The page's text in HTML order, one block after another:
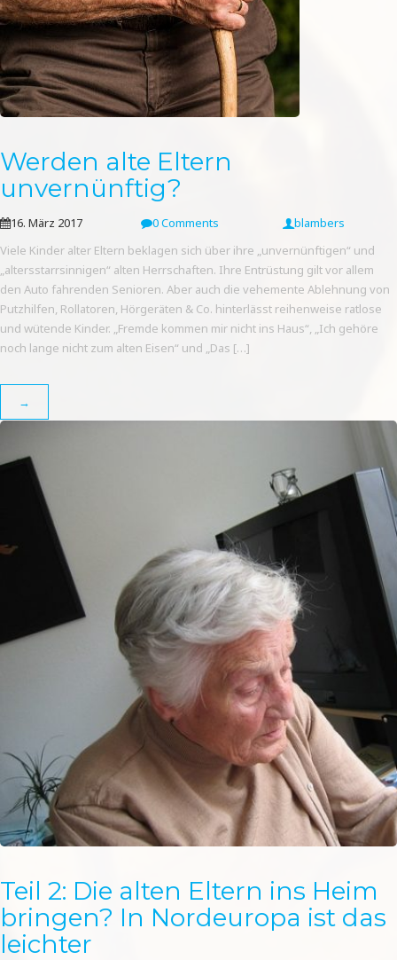
Werden alte Eltern
unvernünftig?
16. März 2017 0 Comments
blambers
Viele Kinder alter Eltern beklagen sich über ihre „unvernünftigen“ und
„altersstarrsinnigen“ alten Herrschaften. Ihre Entrüstung gilt vor allem
den Auto fahrenden Senioren. Aber auch die vehemente Ablehnung von
Putzhilfen, Rollatoren, Hörgeräten & Co. hinterlässt reihenweise ratlose
und wütende Kinder. „Fremde kommen mir nicht ins Haus“, „Ich gehöre
noch lange nicht zum alten Eisen“ und „Das […]
→
Teil 2: Die alten Eltern ins Heim
bringen? In Nordeuropa ist das
leichter